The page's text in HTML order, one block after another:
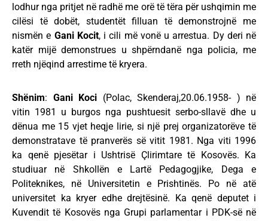
lodhur nga pritjet në radhë me orë të tëra për ushqimin me
cilësi të dobët, studentët filluan të demonstrojnë me
nismën e Gani Kocit, i cili më vonë u arrestua. Dy deri në
katër mijë demonstrues u shpërndanë nga policia, me
rreth njëqind arrestime të kryera.
Shënim: Gani Koci (Polac, Skenderaj,20.06.1958- ) në
vitin 1981 u burgos nga pushtuesit serbo-sllavë dhe u
dënua me 15 vjet heqje lirie, si një prej organizatorëve të
demonstratave të pranverës së vitit 1981. Nga viti 1996
ka qenë pjesëtar i Ushtrisë Çlirimtare të Kosovës. Ka
studiuar në Shkollën e Lartë Pedagogjike, Dega e
Politeknikes, në Universitetin e Prishtinës. Po në atë
universitet ka kryer edhe drejtësinë. Ka qenë deputet i
Kuvendit të Kosovës nga Grupi parlamentar i PDK-së në